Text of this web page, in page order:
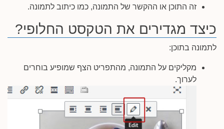
זה התוכן או ההקשר של התמונה, כמו כיתוב לתמונה.
כיצד מגדירים את הטקסט החלופי?
לתמונה בתוכן:
מקליקים על התמונה, מהתפריט הצף שמופיע בוחרים
לערוך.